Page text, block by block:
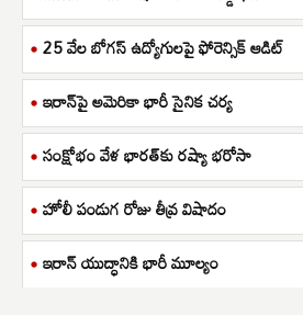
25 వేల బోగస్ ఉద్యోగులపై ఫోరెన్సిక్ ఆడిట్
ఇరాన్‌పై అమెరికా భారీ సైనిక చర్య
సంక్షోభం వేళ భారత్‌కు రష్యా భరోసా
హోలీ పండుగ రోజు తీవ్ర విషాదం
ఇరాన్ యుద్ధానికి భారీ మూల్యం